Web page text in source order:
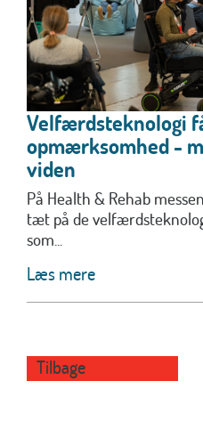
Velfærdsteknologi
opmærksomhed -
viden
På Health & Rehab
tæt på de
som...
Læs mere
Tilbage